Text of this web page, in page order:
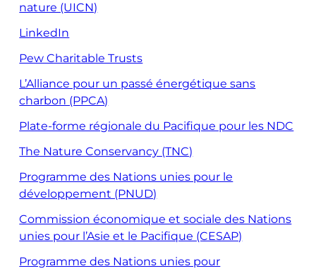
nature (UICN)
LinkedIn
Pew Charitable Trusts
L’Alliance pour un passé énergétique sans
charbon (PPCA)
Plate-forme régionale du Pacifique pour les NDC
The Nature Conservancy (TNC)
Programme des Nations unies pour le
développement (PNUD)
Commission économique et sociale des Nations
unies pour l’Asie et le Pacifique (CESAP)
Programme des Nations unies pour